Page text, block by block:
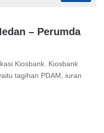
– Perumda
Kiosbank. Kiosbank
tagihan PDAM, iuran